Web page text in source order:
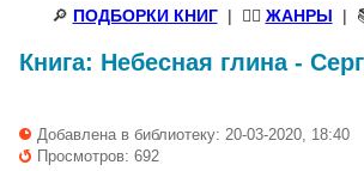
🔎 ПОДБОРКИ КНИГ| 🧝‍♀️ ЖАНРЫ |
Книга: Небесная глина-
Добавлена в библиотеку: 20-03-2020, 18:40
Просмотров: 692